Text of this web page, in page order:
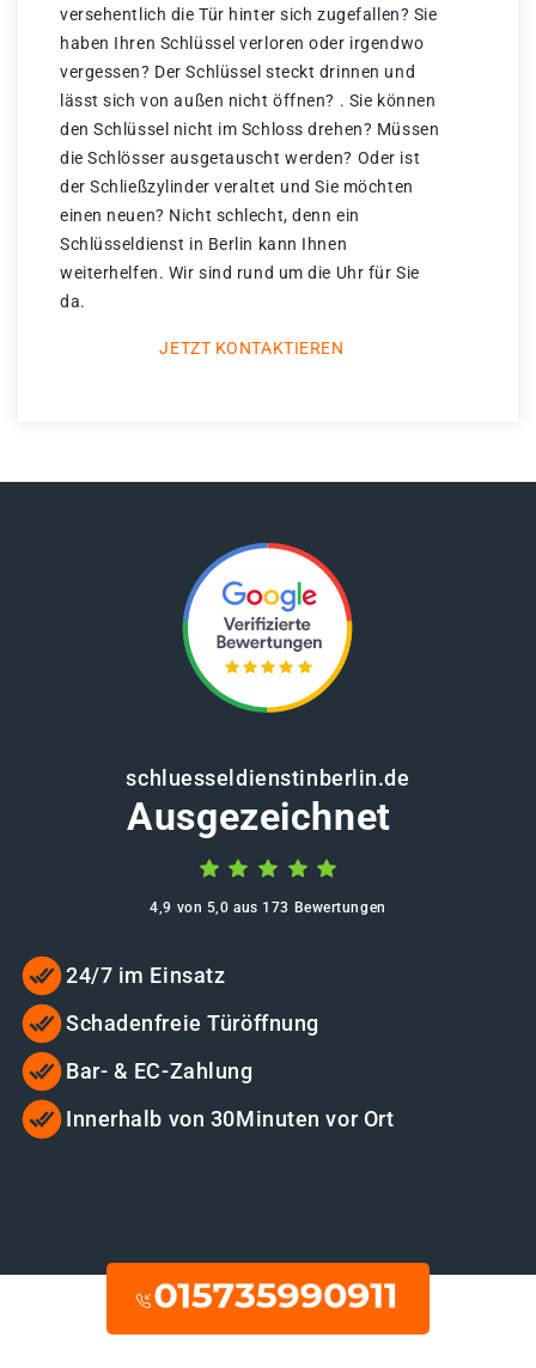
versehentlich die Tür hinter sich zugefallen? Sie
haben Ihren Schlüssel verloren oder irgendwo
vergessen? Der Schlüssel steckt drinnen und
lässt sich von außen nicht öffnen? . Sie können
den Schlüssel nicht im Schloss drehen? Müssen
die Schlösser ausgetauscht werden? Oder ist
der Schließzylinder veraltet und Sie möchten
einen neuen? Nicht schlecht, denn ein
Schlüsseldienst in Berlin kann Ihnen
weiterhelfen. Wir sind rund um die Uhr für Sie
da.
JETZT KONTAKTIEREN
schluesseldienstinberlin.de
Ausgezeichnet
4,9 von 5,0 aus 173 Bewertungen
24/7 im Einsatz
Schadenfreie Türöffnung
Bar- & EC-Zahlung
Innerhalb von 30Minuten vor Ort